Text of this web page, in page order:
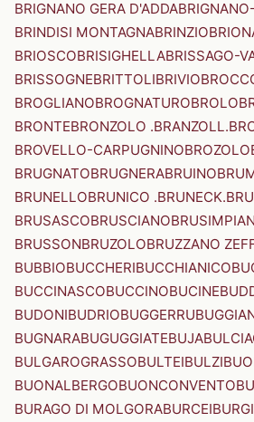
BRIGNANO GERA D'ADDA
BRINDISI MONTAGNABRINZIO
BRIOSCOBRISIGHELLABRISSAGO-
BRISSOGNEBRITTOLIBRIVIO
BROGLIANOBROGNATUROBROLO
BRONTEBRONZOLO .BRANZOLL.
BROVELLO-CARPUGNINOBROZOLO
BRUGNATOBRUGNERABRUINO
BRUNELLOBRUNICO .BRUNECK.
BRUSASCOBRUSCIANO
BRUSSONBRUZOLOBRUZZANO
BUBBIOBUCCHERIBUCCHIANICO
BUCCINASCOBUCCINOBUCINE
BUDONIBUDRIOBUGGERRU
BUGNARABUGUGGIATEBUJA
BULGAROGRASSOBULTEIBULZI
BUONALBERGOBUONCONVENTO
BURAGO DI MOLGORABURCEI